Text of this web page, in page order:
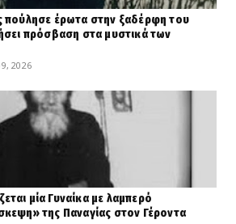
πούλησε έρωτα στην ξαδέρφη του
πρόσβαση στα μυστικά των
2026
μία Γυναίκα με λαμπερό
της Παναγίας στον Γέροντα